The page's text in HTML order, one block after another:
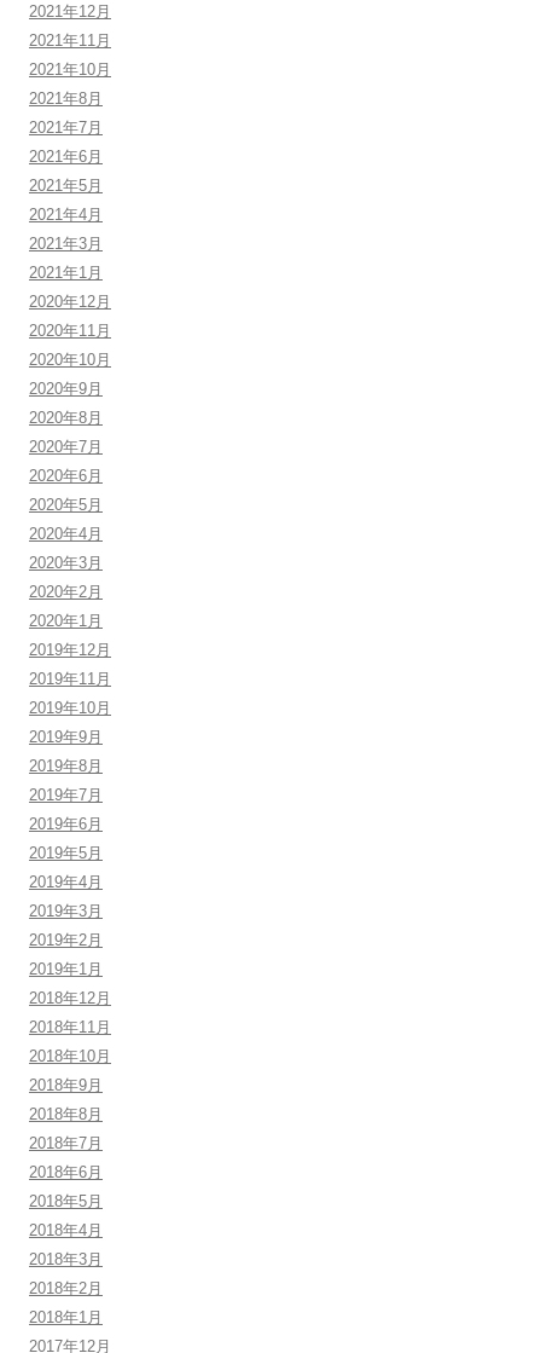
2021年12月
2021年11月
2021年10月
2021年8月
2021年7月
2021年6月
2021年5月
2021年4月
2021年3月
2021年1月
2020年12月
2020年11月
2020年10月
2020年9月
2020年8月
2020年7月
2020年6月
2020年5月
2020年4月
2020年3月
2020年2月
2020年1月
2019年12月
2019年11月
2019年10月
2019年9月
2019年8月
2019年7月
2019年6月
2019年5月
2019年4月
2019年3月
2019年2月
2019年1月
2018年12月
2018年11月
2018年10月
2018年9月
2018年8月
2018年7月
2018年6月
2018年5月
2018年4月
2018年3月
2018年2月
2018年1月
2017年12月